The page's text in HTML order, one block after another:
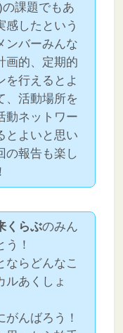
課題でもあ
感したという
ンバーみんな
画的、定期的
を行えるとよ
、活動場所を
動ネットワー
とよいと思い
の報告も楽し
くらぶのみん
！
ならどんなこ
ルあくしょ
がんばろう！